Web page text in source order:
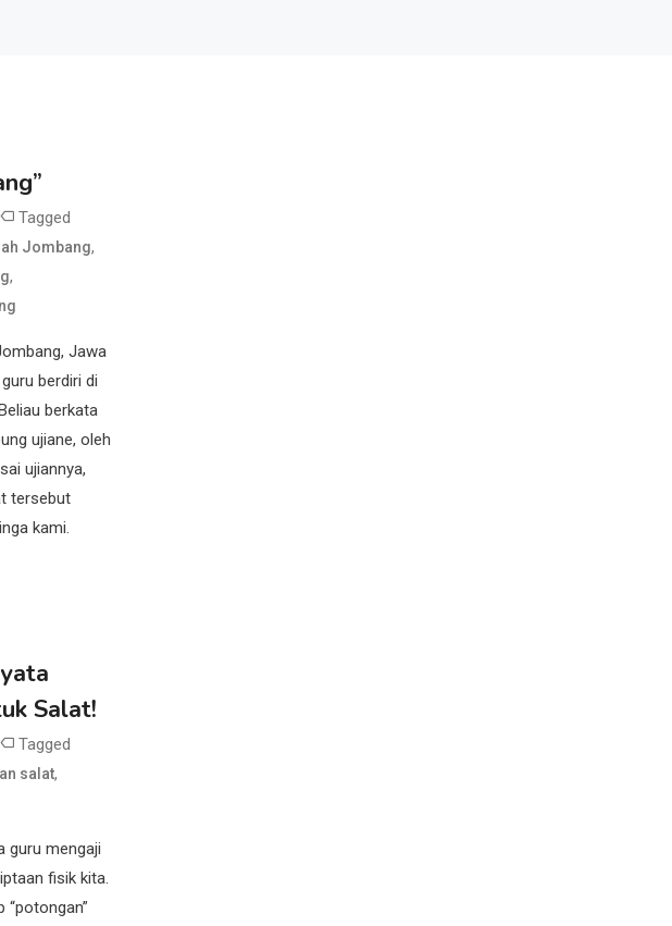
Tagged
Jombang,
,
Jawa
berdiri di
berkata
ujiane, oleh
ujiannya,
tersebut
kami.
Salat!
Tagged
salat,
guru mengaji
fisik kita.